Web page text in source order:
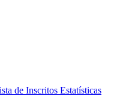
de Inscritos Estatísticas